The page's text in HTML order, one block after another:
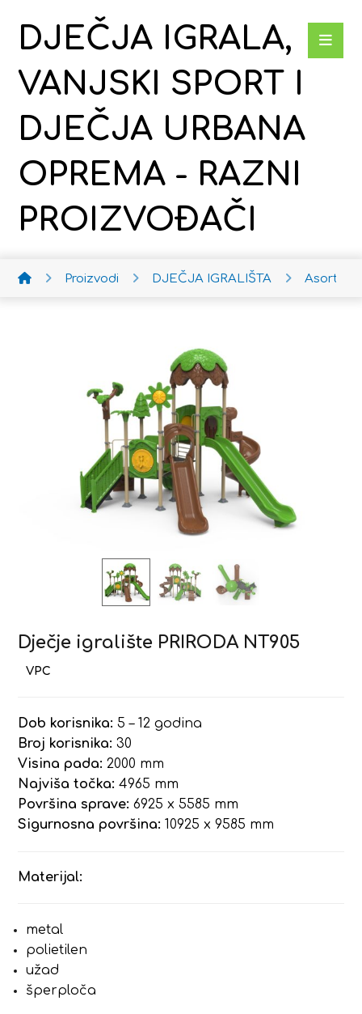
DJEČJA IGRALA,
VANJSKI SPORT I
DJEČJA URBANA
OPREMA - RAZNI
PROIZVOĐAČI
Proizvodi DJEČJA IGRALIŠTA
Dječje igralište PRIRODA NT905
Dob korisnika: 5 – 12 godina
Broj korisnika: 30
Visina pada: 2000 mm
Najviša točka: 4965 mm
Površina sprave: 6925 x 5585 mm
Sigurnosna površina: 10925 x 9585 mm
Materijal:
metal
polietilen
užad
šperploča